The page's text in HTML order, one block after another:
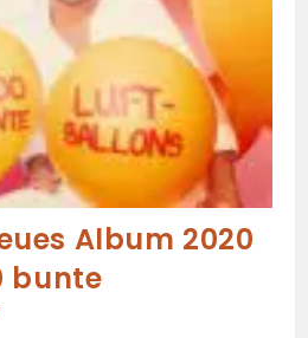
Album 2020
bunte